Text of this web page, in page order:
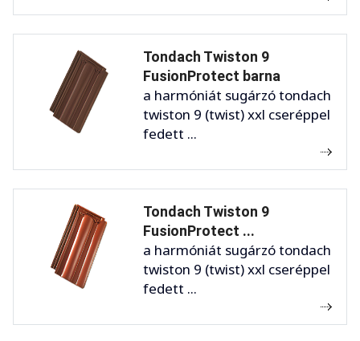
Tondach Twiston 9
FusionProtect barna
a harmóniát sugárzó tondach
twiston 9 (twist) xxl cseréppel
fedett ...
Tondach Twiston 9
FusionProtect ...
a harmóniát sugárzó tondach
twiston 9 (twist) xxl cseréppel
fedett ...